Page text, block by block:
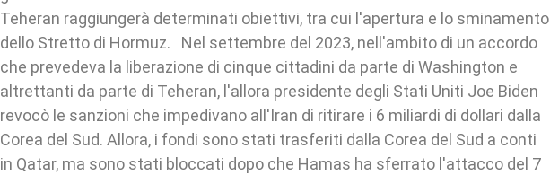
Teheran raggiungerà determinati obiettivi, tra cui l'apertura e lo sminamento
dello Stretto di Hormuz. Nel settembre del 2023, nell'ambito di un accordo
che prevedeva la liberazione di cinque cittadini da parte di Washington e
altrettanti da parte di Teheran, l'allora presidente degli Stati Uniti Joe Biden
revocò le sanzioni che impedivano all'Iran di ritirare i 6 miliardi di dollari dalla
Corea del Sud. Allora, i fondi sono stati trasferiti dalla Corea del Sud a conti
in Qatar, ma sono stati bloccati dopo che Hamas ha sferrato l'attacco del 7